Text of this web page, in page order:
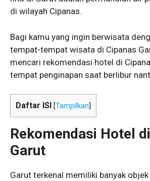
di wilayah Cipanas.
Bagi kamu yang ingin berwisata
tempat-tempat wisata di Cipanas
mencari rekomendasi hotel di
tempat penginapan saat berlibur
Daftar ISI [Tampilkan
Rekomendasi Hotel
Garut
Garut terkenal memiliki banyak